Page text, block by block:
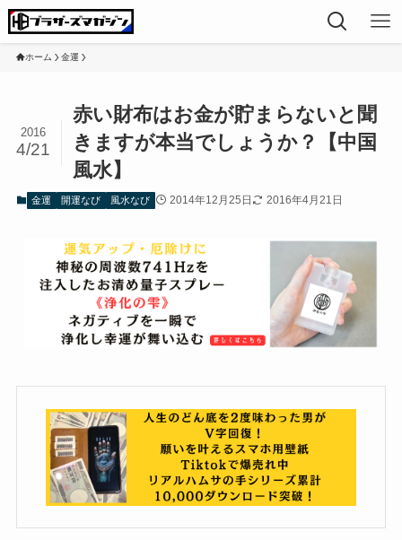
ホーム 金運
赤い財布はお金が貯まらないと聞
きますが本当でしょうか？【中国
風水】
2016
4/21
金運 開運なび 風水なび 2014年12月25日 2016年4月21日